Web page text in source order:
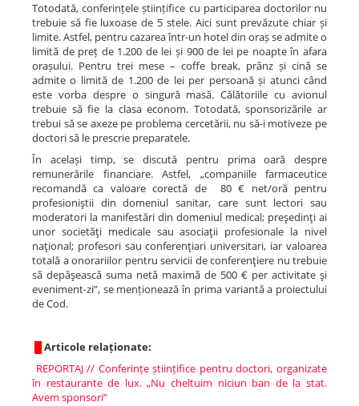
Totodată, conferințele științifice cu participarea doctorilor nu
trebuie să fie luxoase de 5 stele. Aici sunt prevăzute chiar și
limite. Astfel, pentru cazarea într-un hotel din oraș se admite o
limită de preț de 1.200 de lei și 900 de lei pe noapte în afara
orașului. Pentru trei mese – coffe break, prânz și cină se
admite o limită de 1.200 de lei per persoană și atunci când
este vorba despre o singură masă. Călătoriile cu avionul
trebuie să fie la clasa econom. Totodată, sponsorizările ar
trebui să se axeze pe problema cercetării, nu să-i motiveze pe
doctori să le prescrie preparatele.
În același timp, se discută pentru prima oară despre
remunerările financiare. Astfel, „companiile farmaceutice
recomandă ca valoare corectă de 80 € net/oră pentru
profesioniştii din domeniul sanitar, care sunt lectori sau
moderatori la manifestări din domeniul medical; preşedinţi ai
unor societăţi medicale sau asociaţii profesionale la nivel
naţional; profesori sau conferenţiari universitari, iar valoarea
totală a onorariilor pentru servicii de conferenţiere nu trebuie
să depăşească suma netă maximă de 500 € per activitate şi
eveniment-zi”, se menționează în prima variantă a proiectului
de Cod.
Articole relaționate:
REPORTAJ // Conferințe științifice pentru doctori, organizate
în restaurante de lux. „Nu cheltuim niciun ban de la stat.
Avem sponsori”